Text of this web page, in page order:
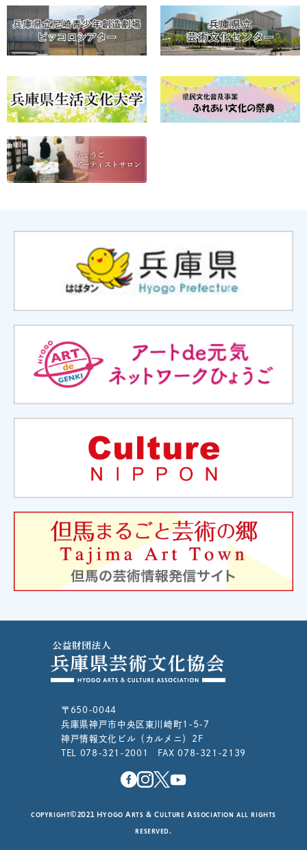
〒650-0044
兵庫県神戸市中央区東川崎町1-5-7
神戸情報文化ビル（カルメニ）2F
TEL 078-321-2001 FAX 078-321-2139
copyright©2021 Hyogo Arts & Culture Association all rights
reserved.